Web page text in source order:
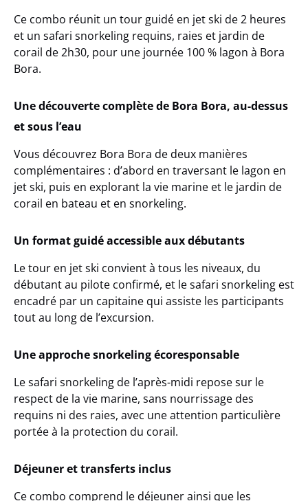
Ce combo réunit un tour guidé en jet ski de 2 heures
et un safari snorkeling requins, raies et jardin de
corail de 2h30, pour une journée 100 % lagon à Bora
Bora.
Une découverte complète de Bora Bora, au-dessus
et sous l’eau
Vous découvrez Bora Bora de deux manières
complémentaires : d’abord en traversant le lagon en
jet ski, puis en explorant la vie marine et le jardin de
corail en bateau et en snorkeling.
Un format guidé accessible aux débutants
Le tour en jet ski convient à tous les niveaux, du
débutant au pilote confirmé, et le safari snorkeling est
encadré par un capitaine qui assiste les participants
tout au long de l’excursion.
Une approche snorkeling écoresponsable
Le safari snorkeling de l’après-midi repose sur le
respect de la vie marine, sans nourrissage des
requins ni des raies, avec une attention particulière
portée à la protection du corail.
Déjeuner et transferts inclus
Ce combo comprend le déjeuner ainsi que les